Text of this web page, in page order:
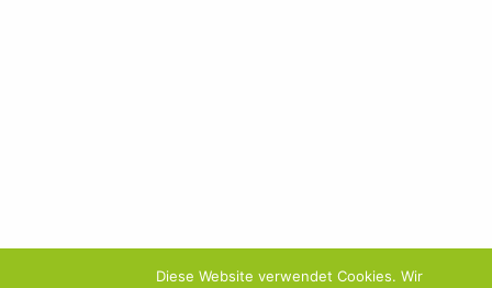
Diese Website verwendet Cookies. Wir